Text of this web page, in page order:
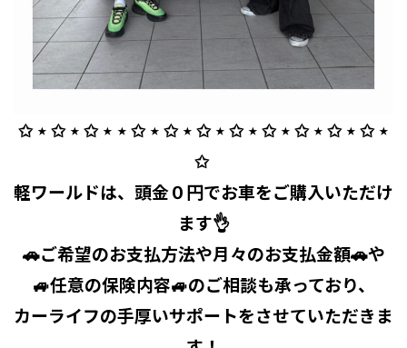
✩ ⋆ ✩ ⋆ ✩ ⋆ ⋆ ✩ ⋆ ✩ ⋆ ✩ ⋆ ✩ ⋆ ✩ ⋆ ✩ ⋆ ✩ ⋆ ✩ ⋆
✩ ⁡
軽ワールドは、頭金０円でお車をご購入いただけ
ます👌
🚗ご希望のお支払方法や月々のお支払金額🚗や
🚙任意の保険内容🚙のご相談も承っており、
カーライフの手厚いサポートをさせていただきま